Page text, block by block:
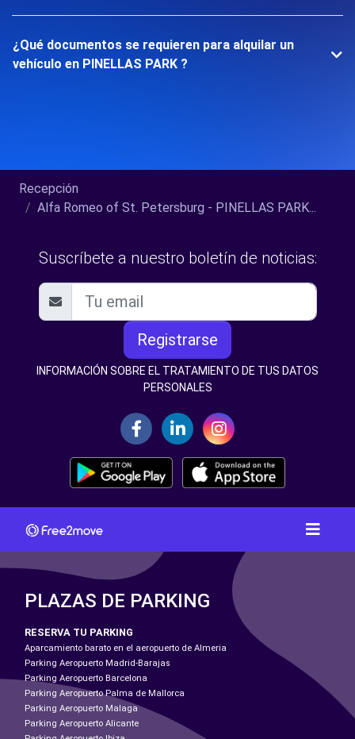
¿Qué documentos se requieren para alquilar un
vehículo en PINELLAS PARK ?
Recepción
Alfa Romeo of St. Petersburg - PINELLAS PARK...
Suscríbete a nuestro boletín de noticias:
Registrarse
INFORMACIÓN SOBRE EL TRATAMIENTO DE TUS DATOS
PERSONALES
PLAZAS DE PARKING
RESERVA TU PARKING
Aparcamiento barato en el aeropuerto de Almeria
Parking Aeropuerto Madrid-Barajas
Parking Aeropuerto Barcelona
Parking Aeropuerto Palma de Mallorca
Parking Aeropuerto Malaga
Parking Aeropuerto Alicante